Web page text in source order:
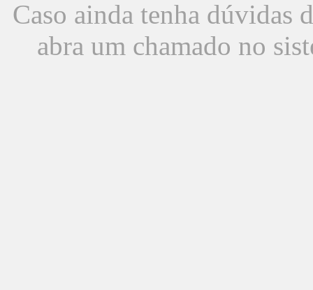
Caso ainda tenha dúvidas
abra um chamado no